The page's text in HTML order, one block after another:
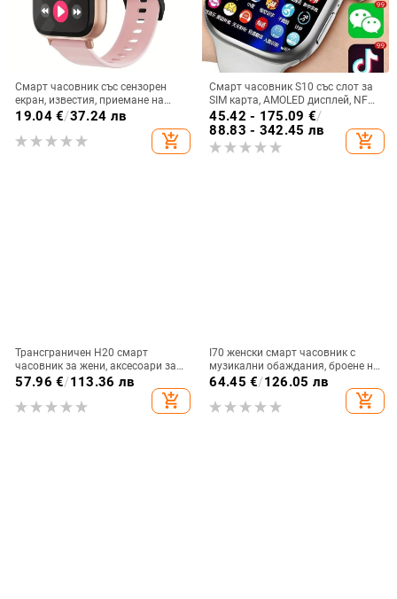
Смарт часовник със сензорен
екран, известия, приемане на
обаждания, мониторинг на съня,
19.04€/37.24 лв
add_shopping_cart
Смарт часовник S10 със слот за
SIM карта, AMOLED дисплей, NFC,
мониторинг на сърдечната
честота и камера
45.42 - 175.09 €/
88.83 - 342.45 лв
add_shopping_cart
Трансграничен H20 смарт
часовник за жени, аксесоари за
здраве, обаждане на сън,
наблюдение на физиологичния
цикъл на жените, носене на
57.96 €/113.36 лв
add_shopping_cart
I70 женски смарт часовник с
музикални обаждания, броене на
стъпки, пулс, кръвно налягане,
мултиспорт, смарт часовник с
пръстен
64.45 €/126.05 лв
add_shopping_cart